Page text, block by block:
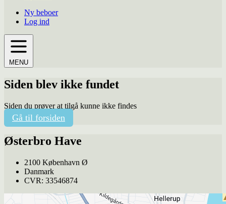
Ny beboer
Log ind
MENU
Siden blev ikke fundet
Siden du prøver at tilgå kunne ikke findes
Gå til forsiden
Østerbro Have
2100 København Ø
Danmark
CVR: 33546874